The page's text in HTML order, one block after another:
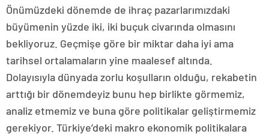
Önümüzdeki dönemde de ihraç pazarlarımızdaki
büyümenin yüzde iki, iki buçuk civarında olmasını
bekliyoruz. Geçmişe göre bir miktar daha iyi ama
tarihsel ortalamaların yine maalesef altında.
Dolayısıyla dünyada zorlu koşulların olduğu, rekabetin
arttığı bir dönemdeyiz bunu hep birlikte görmemiz,
analiz etmemiz ve buna göre politikalar geliştirmemiz
gerekiyor. Türkiye’deki makro ekonomik politikalara